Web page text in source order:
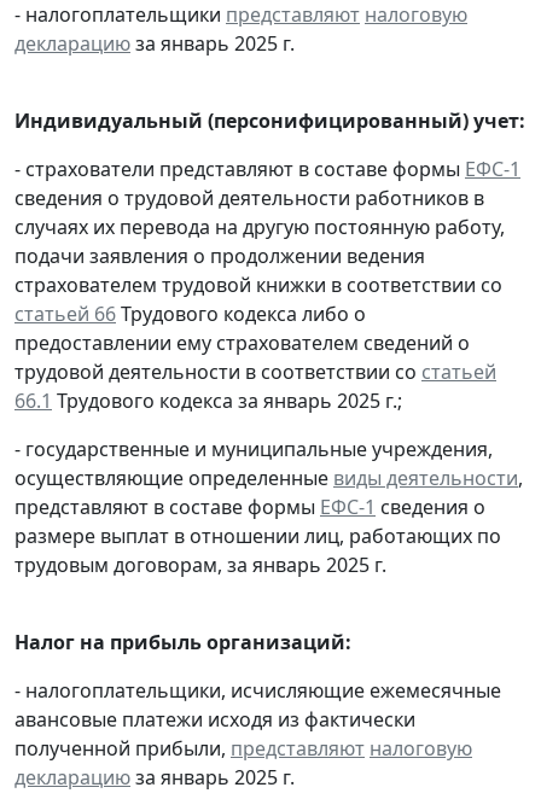
- налогоплательщики представляют налоговую
декларациюза январь 2025 г.
Индивидуальный (персонифицированный) учет:
- страхователи представляют в составе формы ЕФС-1
сведения о трудовой деятельности работников в
случаях их перевода на другую постоянную работу,
подачи заявления о продолжении ведения
страхователем трудовой книжки в соответствии со
статьей 66Трудового кодекса либо о
предоставлении ему страхователем сведений о
трудовой деятельности в соответствии со статьей
66.1 Трудового кодекса за январь 2025 г.;
- государственные и муниципальные учреждения,
осуществляющие определенные виды деятельности,
представляют в составе формы ЕФС-1 сведения о
размере выплат в отношении лиц, работающих по
трудовым договорам, за январь 2025 г.
Налог на прибыль организаций:
- налогоплательщики, исчисляющие ежемесячные
авансовые платежи исходя из фактически
полученной прибыли, представляют налоговую
декларациюза январь 2025 г.